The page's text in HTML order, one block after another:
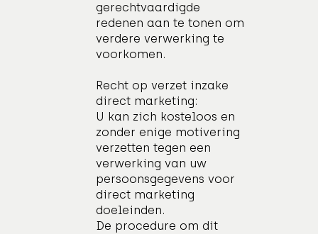
gerechtvaardigde
redenen aan te tonen om
verdere verwerking te
voorkomen.
Recht op verzet inzake
direct marketing:
U kan zich kosteloos en
zonder enige motivering
verzetten tegen een
verwerking van uw
persoonsgegevens voor
direct marketing
doeleinden.
De procedure om dit